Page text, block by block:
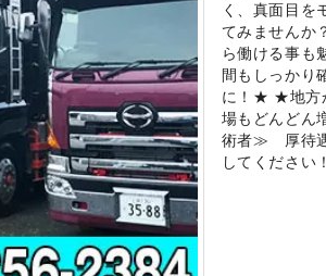
く、真面目を
てみませんか
ら働ける事も
間もしっかり
に！★ ★地方
場もどんどん
術者≫ 厚待遇
してください